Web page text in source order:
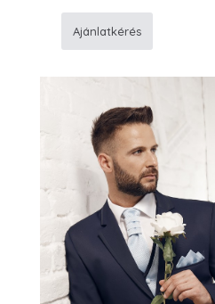
mennyiség
Ajánlatkérés